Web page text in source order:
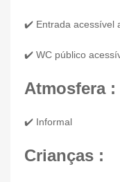
✔️ Entrada acessível
✔️ WC público
Atmosfera :
✔️ Informal
Crianças :